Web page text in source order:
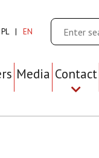
PL EN Search
Media Contact